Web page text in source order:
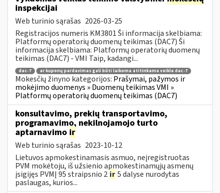
inspekcijai
Web turinio sąrašas 2026-03-25
Registracijos numeris KM3801 Ši informacija skelbiama:
Platformų operatorių duomenų teikimas (DAC7) Ši
informacija skelbiama: Platformų operatorių duomenų
teikimas (DAC7) - VMI Taip, kadangi...
dac-7 ar kuponų pardavimas gali būti laikoma atitinkama veikla dac-7
Mokesčių žinyno kategorijos: Prašymai, pažymos ir
mokėjimo duomenys » Duomenų teikimas VMI »
Platformų operatorių duomenų teikimas (DAC7)
konsultavimo, prekių transportavimo,
programavimo, nekilnojamojo turto
aptarnavimo ir
Web turinio sąrašas 2023-10-12
Lietuvos apmokestinamasis asmuo, neįregistruotas
PVM mokėtoju, iš užsienio apmokestinamųjų asmenų
įsigijęs PVMĮ 95 straipsnio 2 ir5 dalyse nurodytas
paslaugas, kurios...